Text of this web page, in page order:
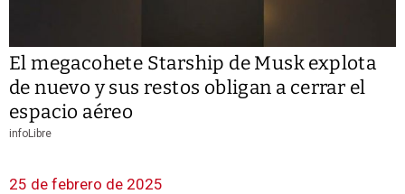
El megacohete Starship de Musk explota
de nuevo y sus restos obligan a cerrar el
espacio aéreo
infoLibre
25 de febrero de 2025